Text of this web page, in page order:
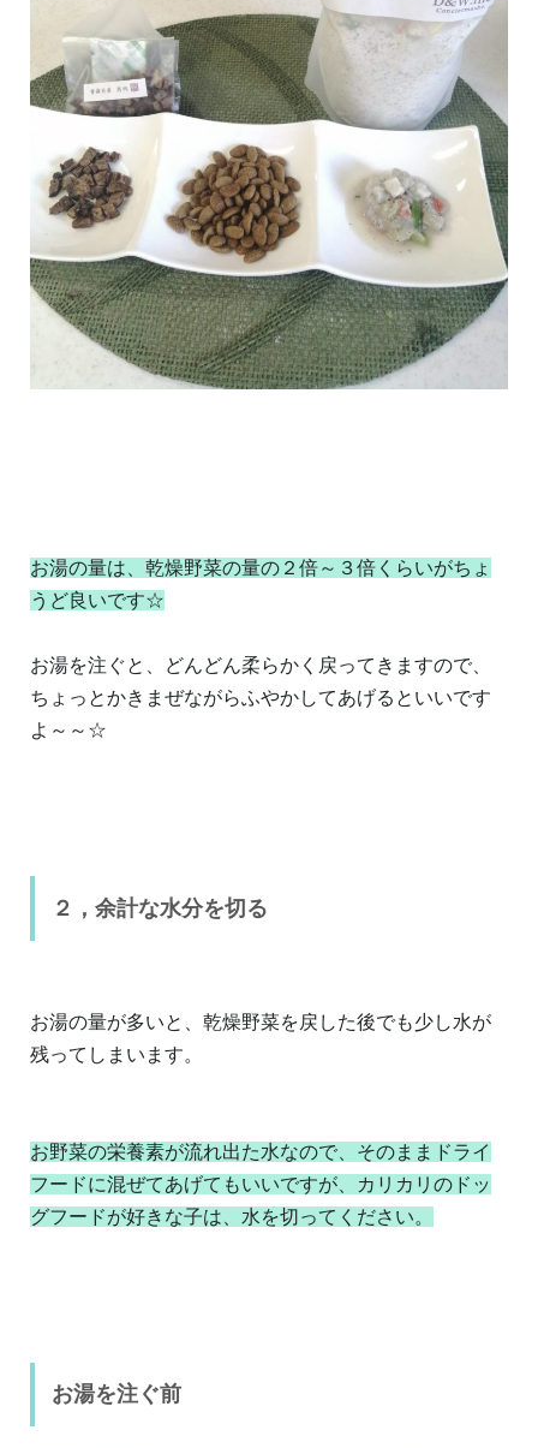
お湯の量は、乾燥野菜の量の２倍～３倍くらいがちょ
うど良いです☆
お湯を注ぐと、どんどん柔らかく戻ってきますので、
ちょっとかきまぜながらふやかしてあげるといいです
よ～～☆
２，余計な水分を切る
お湯の量が多いと、乾燥野菜を戻した後でも少し水が
残ってしまいます。
お野菜の栄養素が流れ出た水なので、そのままドライ
フードに混ぜてあげてもいいですが、カリカリのドッ
グフードが好きな子は、水を切ってください。
お湯を注ぐ前